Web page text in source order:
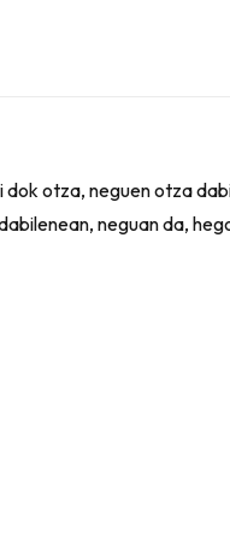
otza, neguen otza
neguan da,